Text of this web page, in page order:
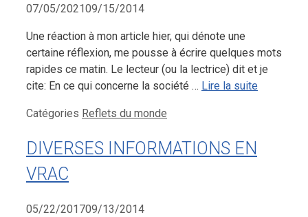
07/05/202109/15/2014
Une réaction à mon article hier, qui dénote une
certaine réflexion, me pousse à écrire quelques mots
rapides ce matin. Le lecteur (ou la lectrice) dit et je
cite: En ce qui concerne la société … Lire la suite
Catégories Reflets du monde
DIVERSES INFORMATIONS EN
VRAC
05/22/201709/13/2014